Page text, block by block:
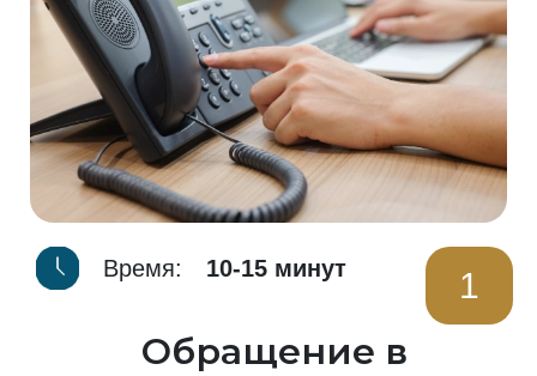
Время: 10-15 минут 1
Обращение в